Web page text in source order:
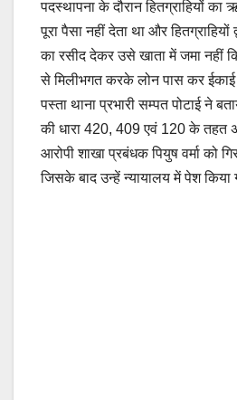
पदस्थापना के दौरान हितग्राहियों
पूरा पैसा नहीं देता था और
का रसीद देकर उसे खाता में जमा नहीं
से मिलीभगत करके लोन पास कर ईकाई
पस्ता थाना प्रभारी सम्पत पोटाई ने
की धारा 420, 409 एवं 120 के तहत
आरोपी शाखा प्रबंधक पियुष वर्मा को
जिसके बाद उन्हें न्यायालय में पेश किया